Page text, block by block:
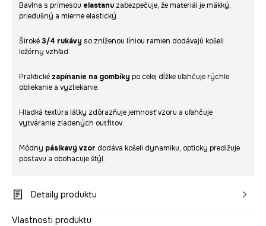
Bavlna s prímesou elastanu zabezpečuje, že materiál je mäkký,
priedušný a mierne elastický.
Široké3/4 rukávy so zníženou líniou ramien dodávajú košeli
ležérny vzhľad.
Praktické zapínanie na gombíky po celej dĺžke uľahčuje rýchle
obliekanie a vyzliekanie.
Hladká textúra látky zdôrazňuje jemnosť vzoru a uľahčuje
vytváranie zladených outfitov.
Módny pásikavý vzor dodáva košeli dynamiku, opticky predlžuje
postavu a obohacuje štýl.
Detaily produktu
Vlastnosti produktu